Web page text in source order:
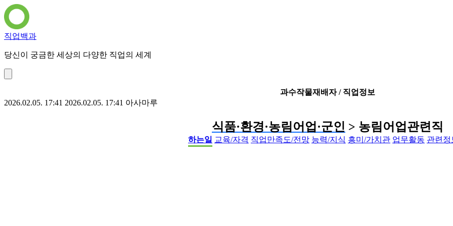
직업백과
당신이 궁금한 세상의 다양한 직업의 세계
과수작물재배자 / 직업정보
2026.02.05. 17:41 2026.02.05. 17:41 아사마루
식품·환경·농림어업·군인 > 농림어업관련직
하는일 교육/자격 직업만족도/전망 능력/지식 흥미/가치관 업무활동 관련정